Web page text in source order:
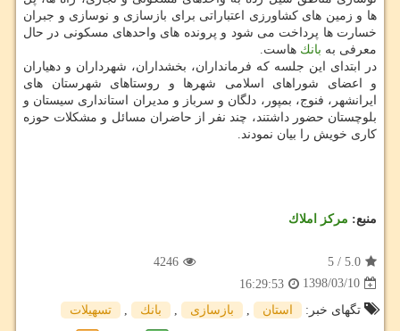
ها و زمین های كشاورزی اعتباراتی برای بازسازی و نوسازی و جبران
خسارت ها پرداخت می شود و پرونده های واحدهای مسكونی در حال
معرفی به بانك هاست.
در ابتدای این جلسه كه فرمانداران، بخشداران، شهرداران و دهیاران
و اعضای شوراهای اسلامی شهرها و روستاهای شهرستان های
ایرانشهر، فنوج، بمپور، دلگان و سرباز و مدیران استانداری سیستان و
بلوچستان حضور داشتند، چند نفر از حاضران مسائل و مشكلات حوزه
كاری خویش را بیان نمودند.
منبع: مركز املاك
5.0
/
5
4246
1398/03/10
16:29:53
تگهای خبر:
استان , بازسازی , بانك , تسهیلات